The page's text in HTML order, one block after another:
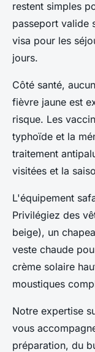
restent simples
passeport valide
visa pour les
jours.
Côté santé,
fièvre jaune est
risque. Les
typhoïde et la
traitement
visitées et la
L'équipement
Privilégiez des
beige), un
veste chaude
crème solaire
moustiques
Notre expertise
vous
préparation, du